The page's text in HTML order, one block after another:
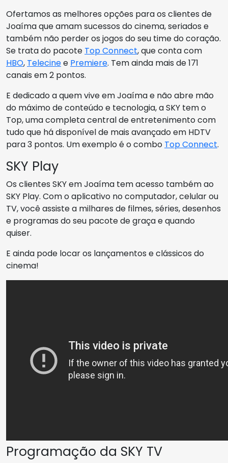
Ofertamos as melhores opções para os clientes de
Joaíma que amam sucessos do cinema, seriados e
também não perder os jogos do seu time do coração.
Se trata do pacote Top Connect, que conta com
HBO, Telecinee Premiere. Tem ainda mais de 171
canais em 2 pontos.
E dedicado a quem vive em Joaíma e não abre mão
do máximo de conteúdo e tecnologia, a SKY tem o
Top, uma completa central de entretenimento com
tudo que há disponível de mais avançado em HDTV
para 3 pontos. Um exemplo é o combo Top Connect.
SKY Play
Os clientes SKY em Joaíma tem acesso também ao
SKY Play. Com o aplicativo no computador, celular ou
TV, você assiste a milhares de filmes, séries, desenhos
e programas do seu pacote de graça e quando
quiser.
E ainda pode locar os lançamentos e clássicos do
cinema!
Programação da SKY TV